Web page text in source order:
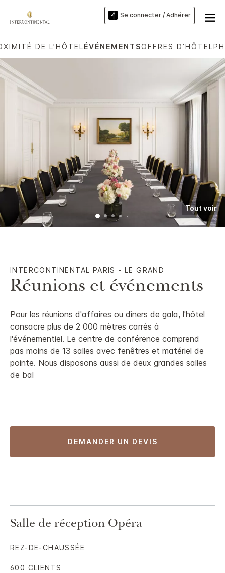
Se connecter / Adhérer
DE L’HÔTEL ÉVÉNEMENTSOFFRES D’HÔTEL
Tout voir
INTERCONTINENTAL PARIS - LE GRAND
Réunions et événements
Pour les réunions d'affaires ou dîners de gala, l'hôtel
consacre plus de 2 000 mètres carrés à
l'événementiel. Le centre de conférence comprend
pas moins de 13 salles avec fenêtres et matériel de
pointe. Nous disposons aussi de deux grandes salles
de bal
DEMANDER UN DEVIS
Salle de réception Opéra
REZ-DE-CHAUSSÉE
600 CLIENTS